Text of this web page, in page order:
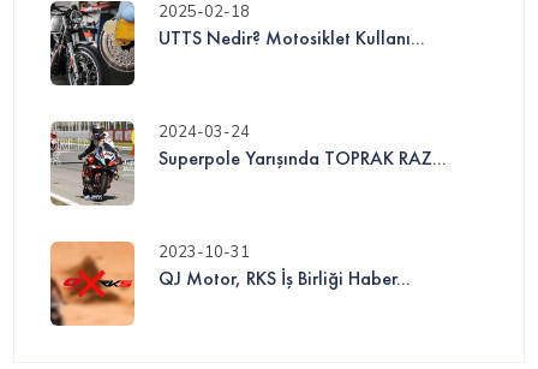
2025-02-18
UTTS Nedir? Motosiklet Kullanı...
2024-03-24
Superpole Yarışında TOPRAK RAZ...
2023-10-31
QJ Motor, RKS İş Birliği Haber...